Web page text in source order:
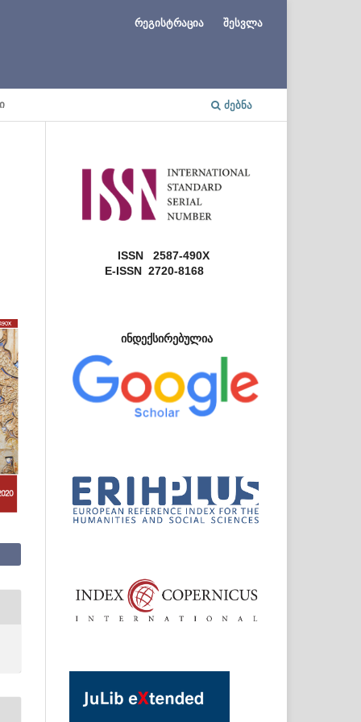
ᲫᲔᲑᲜᲐ
რეგისტრაცია შესვლა
ISSN 2587-490X
E-ISSN 2720-8168
ინდექსირებულია